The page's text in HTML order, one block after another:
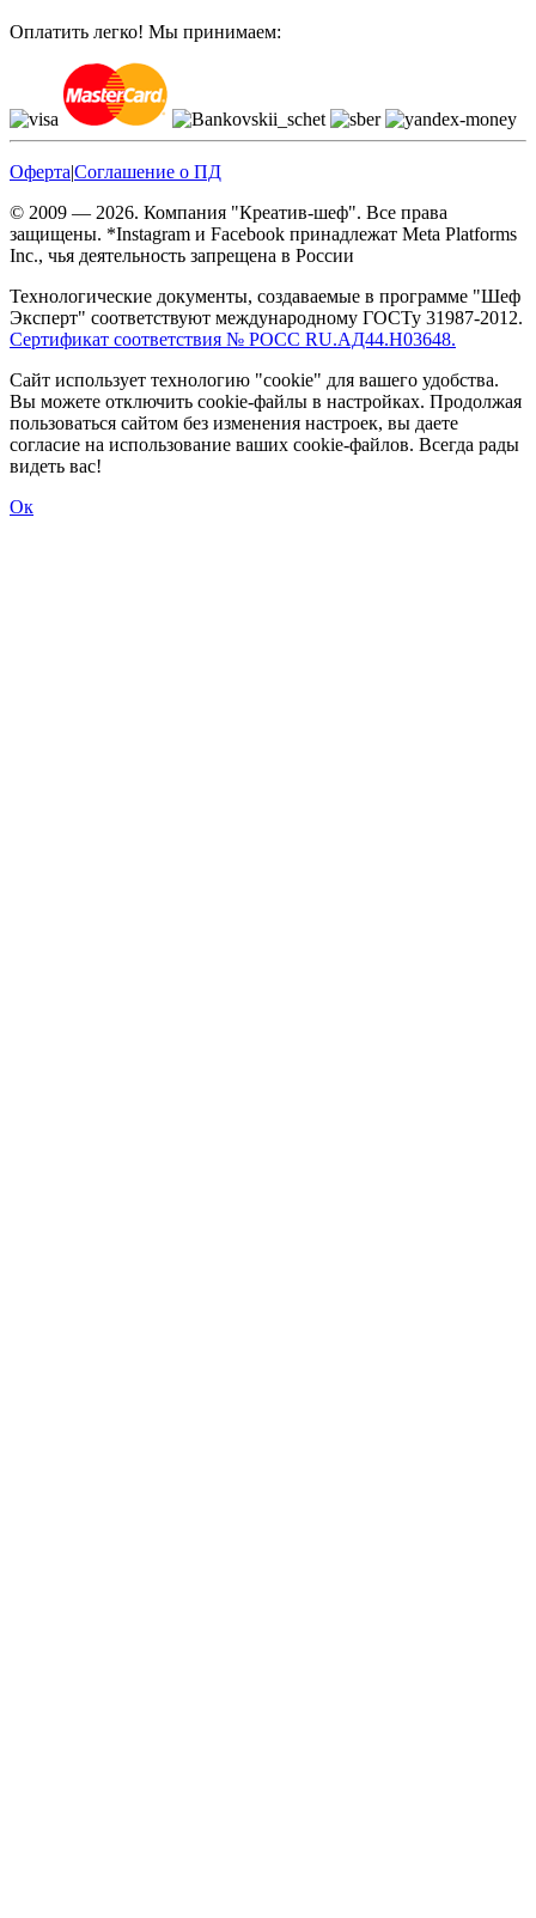
Оплатить легко! Мы принимаем:
Оферта|Соглашение о ПД
© 2009 — 2026. Компания "Креатив-шеф". Все права
защищены. *Instagram и Facebook принадлежат Meta Platforms
Inc., чья деятельность запрещена в России
Технологические документы, создаваемые в программе "Шеф
Эксперт" соответствуют международному ГОСТу 31987-2012.
Сертификат соответствия № РОСС RU.АД44.Н03648.
Сайт использует технологию "cookie" для вашего удобства.
Вы можете отключить cookie-файлы в настройках. Продолжая
пользоваться сайтом без изменения настроек, вы даете
согласие на использование ваших cookie-файлов. Всегда рады
видеть вас!
Ок